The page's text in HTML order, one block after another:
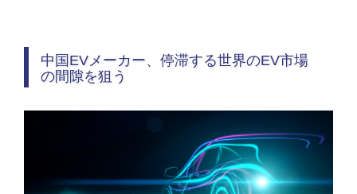
中国EVメーカー、停滞する世界のEV市場
の間隙を狙う